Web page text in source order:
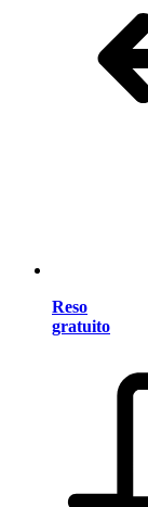
Reso
gratuito